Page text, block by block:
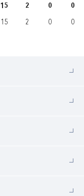
15 2 0 0
15 2 0 0